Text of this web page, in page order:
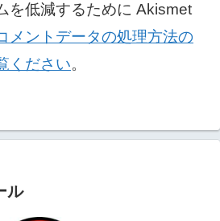
を低減するために Akismet
メントデータの処理方法の
ください。
ル